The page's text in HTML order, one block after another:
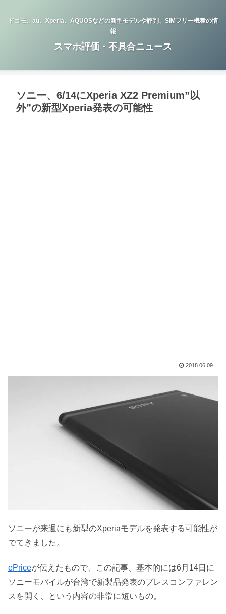
ドコモ、au、Xperia、AQUOSなどの新型モデルや評判、SIMフリー機種の情
報
スマホ評価・不具合ニュース
ソニー、6/14にXperia XZ2 Premium”以
外”の新型Xperia発表の可能性
2018.06.09
ソニーが来週にも新型のXperiaモデルを発表する可能性が
でてきました。
ePriceが伝えたもので、この記事、基本的には6月14日に
ソニーモバイルが台湾で新製品発表のプレスコンファレン
スを開く、という内容の非常に短いもの。